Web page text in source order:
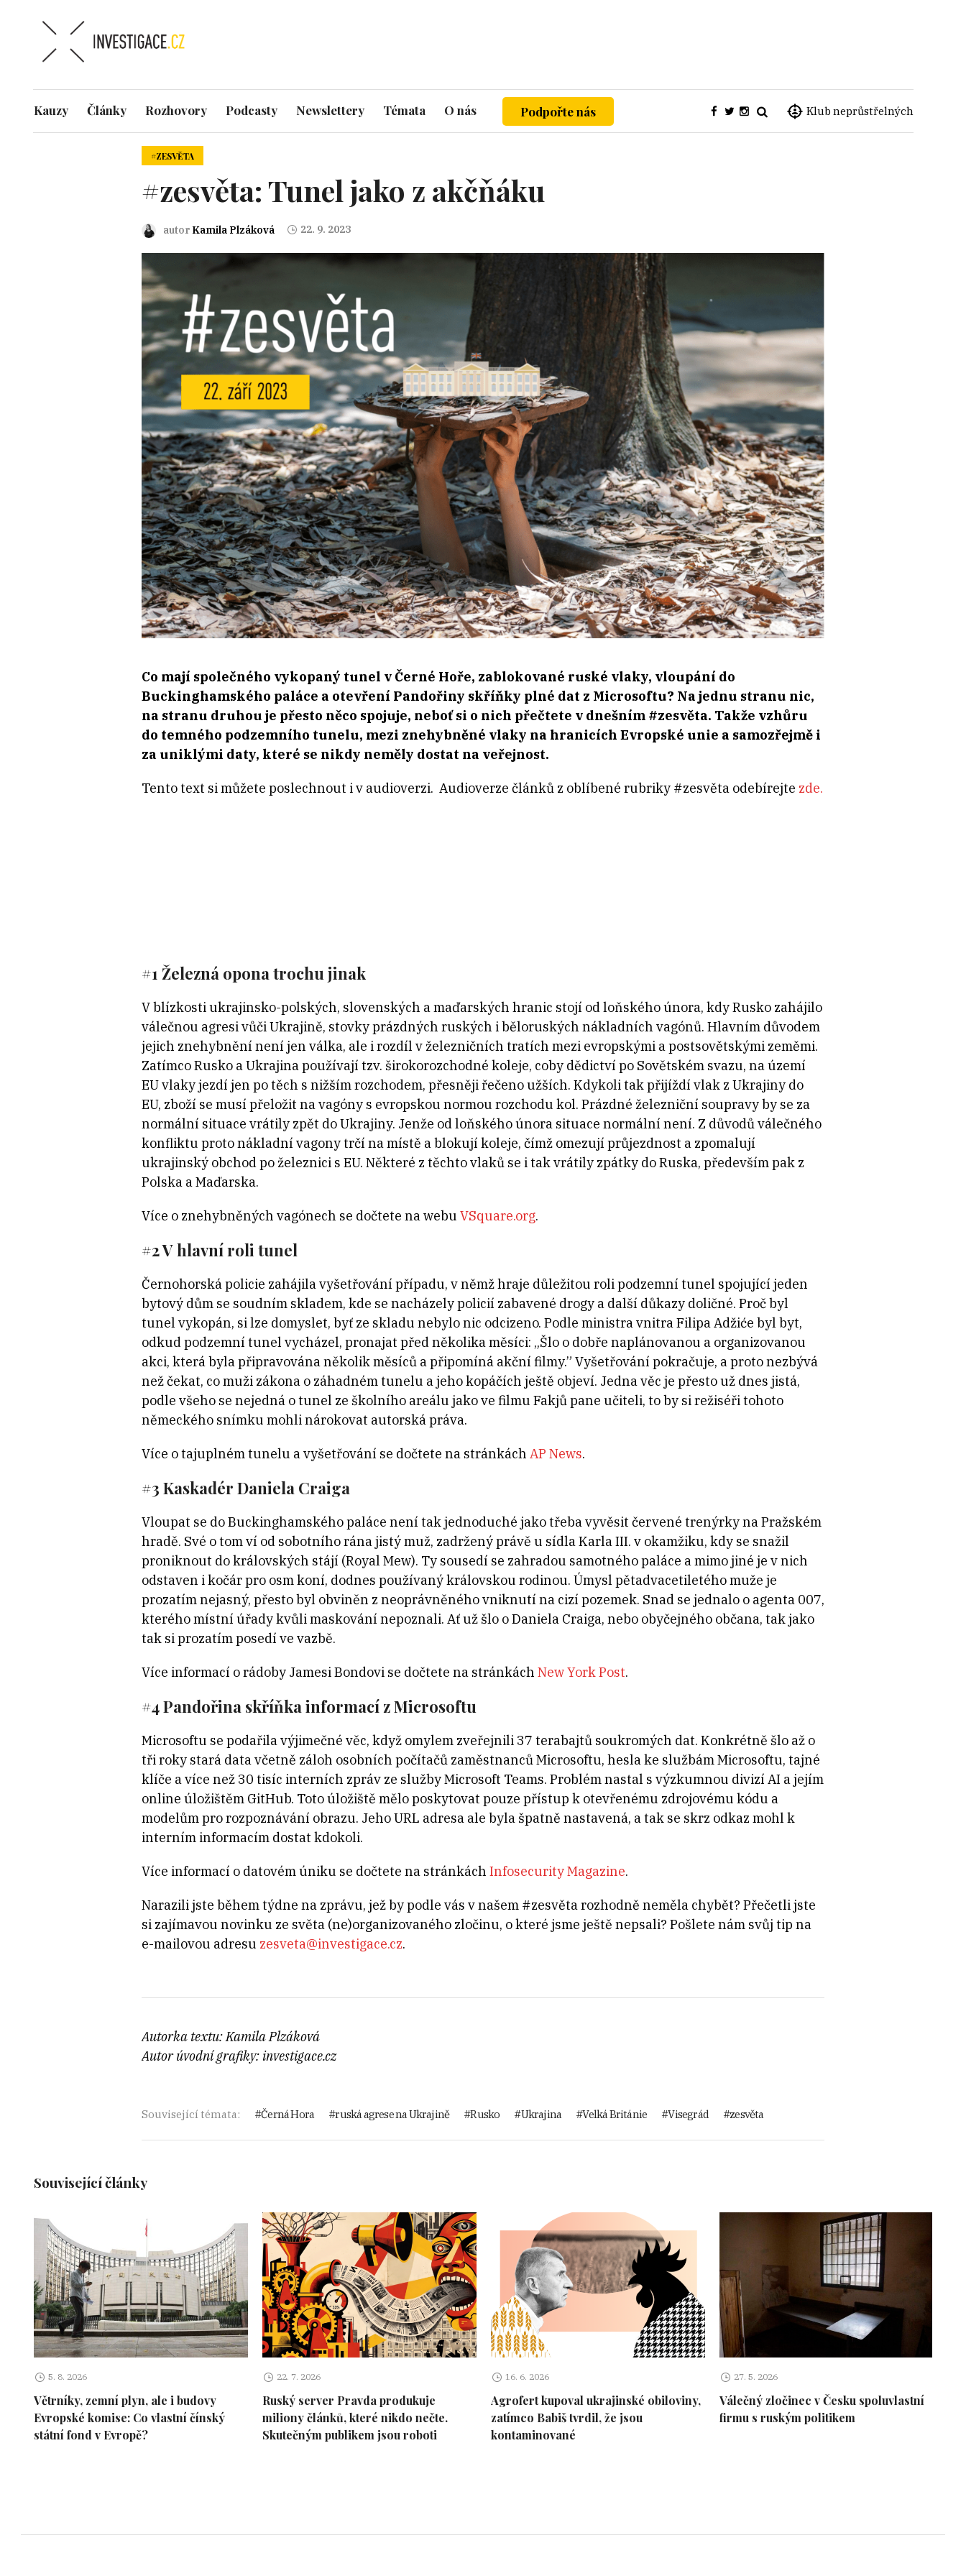
Klub neprůstřelných
Kauzy Články Rozhovory Podcasty Newslettery Témata O nás Podpořte nás
#ZESVĚTA
#zesvěta: Tunel jako z akčňáku
autor Kamila Plzáková 22. 9. 2023
Co mají společného vykopaný tunel v Černé Hoře, zablokované ruské vlaky, vloupání do
Buckinghamského paláce a otevření Pandořiny skříňky plné dat z Microsoftu? Na jednu stranu nic,
na stranu druhou je přesto něco spojuje, neboť si o nich přečtete v dnešním #zesvěta. Takže vzhůru
do temného podzemního tunelu, mezi znehybněné vlaky na hranicích Evropské unie a samozřejmě i
za uniklými daty, které se nikdy neměly dostat na veřejnost.
Tento text si můžete poslechnout i v audioverzi. Audioverze článků z oblíbené rubriky #zesvěta odebírejte zde.
#1 Železná opona trochu jinak
V blízkosti ukrajinsko-polských, slovenských a maďarských hranic stojí od loňského února, kdy Rusko zahájilo
válečnou agresi vůči Ukrajině, stovky prázdných ruských i běloruských nákladních vagónů. Hlavním důvodem
jejich znehybnění není jen válka, ale i rozdíl v železničních tratích mezi evropskými a postsovětskými zeměmi.
Zatímco Rusko a Ukrajina používají tzv. širokorozchodné koleje, coby dědictví po Sovětském svazu, na území
EU vlaky jezdí jen po těch s nižším rozchodem, přesněji řečeno užších. Kdykoli tak přijíždí vlak z Ukrajiny do
EU, zboží se musí přeložit na vagóny s evropskou normou rozchodu kol. Prázdné železniční soupravy by se za
normální situace vrátily zpět do Ukrajiny. Jenže od loňského února situace normální není. Z důvodů válečného
konfliktu proto nákladní vagony trčí na místě a blokují koleje, čímž omezují průjezdnost a zpomalují
ukrajinský obchod po železnici s EU. Některé z těchto vlaků se i tak vrátily zpátky do Ruska, především pak z
Polska a Maďarska.
Více o znehybněných vagónech se dočtete na webu VSquare.org.
#2 V hlavní roli tunel
Černohorská policie zahájila vyšetřování případu, v němž hraje důležitou roli podzemní tunel spojující jeden
bytový dům se soudním skladem, kde se nacházely policií zabavené drogy a další důkazy doličné. Proč byl
tunel vykopán, si lze domyslet, byť ze skladu nebylo nic odcizeno. Podle ministra vnitra Filipa Adžiće byl byt,
odkud podzemní tunel vycházel, pronajat před několika měsíci: „Šlo o dobře naplánovanou a organizovanou
akci, která byla připravována několik měsíců a připomíná akční filmy.” Vyšetřování pokračuje, a proto nezbývá
než čekat, co muži zákona o záhadném tunelu a jeho kopáčích ještě objeví. Jedna věc je přesto už dnes jistá,
podle všeho se nejedná o tunel ze školního areálu jako ve filmu Fakjů pane učiteli, to by si režiséři tohoto
německého snímku mohli nárokovat autorská práva.
Více o tajuplném tunelu a vyšetřování se dočtete na stránkách AP News.
#3 Kaskadér Daniela Craiga
Vloupat se do Buckinghamského paláce není tak jednoduché jako třeba vyvěsit červené trenýrky na Pražském
hradě. Své o tom ví od sobotního rána jistý muž, zadržený právě u sídla Karla III. v okamžiku, kdy se snažil
proniknout do královských stájí (Royal Mew). Ty sousedí se zahradou samotného paláce a mimo jiné je v nich
odstaven i kočár pro osm koní, dodnes používaný královskou rodinou. Úmysl pětadvacetiletého muže je
prozatím nejasný, přesto byl obviněn z neoprávněného vniknutí na cizí pozemek. Snad se jednalo o agenta 007,
kterého místní úřady kvůli maskování nepoznali. Ať už šlo o Daniela Craiga, nebo obyčejného občana, tak jako
tak si prozatím posedí ve vazbě.
Více informací o rádoby Jamesi Bondovi se dočtete na stránkách New York Post.
#4 Pandořina skříňka informací z Microsoftu
Microsoftu se podařila výjimečné věc, když omylem zveřejnili 37 terabajtů soukromých dat. Konkrétně šlo až o
tři roky stará data včetně záloh osobních počítačů zaměstnanců Microsoftu, hesla ke službám Microsoftu, tajné
klíče a více než 30 tisíc interních zpráv ze služby Microsoft Teams. Problém nastal s výzkumnou divizí AI a jejím
online úložištěm GitHub. Toto úložiště mělo poskytovat pouze přístup k otevřenému zdrojovému kódu a
modelům pro rozpoznávání obrazu. Jeho URL adresa ale byla špatně nastavená, a tak se skrz odkaz mohl k
interním informacím dostat kdokoli.
Více informací o datovém úniku se dočtete na stránkách Infosecurity Magazine.
Narazili jste během týdne na zprávu, jež by podle vás v našem #zesvěta rozhodně neměla chybět? Přečetli jste
si zajímavou novinku ze světa (ne)organizovaného zločinu, okteré jsme ještě nepsali? Pošlete nám svůj tip na
e-mailovou adresu zesveta@investigace.cz.
Autorka textu: Kamila Plzáková
Autor úvodní grafiky: investigace.cz
Související témata: Černá Hora ruská agrese na Ukrajině Rusko Ukrajina Velká Británie Visegrád zesvěta
Související články
5. 8. 2026
Větrníky, zemní plyn, ale i budovy
Evropské komise: Co vlastní čínský
státní fond v Evropě?
22. 7. 2026
Ruský server Pravda produkuje
miliony článků, které nikdo nečte.
Skutečným publikem jsou roboti
16. 6. 2026
Agrofert kupoval ukrajinské obiloviny,
zatímco Babiš tvrdil, že jsou
kontaminované
27. 5. 2026
Válečný zločinec v Česku spoluvlastní
firmu s ruským politikem